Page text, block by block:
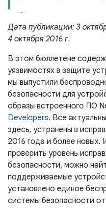
Дата публикации: 3
4 октября 2016 г.
В этом бюллетене
уязвимостях в защите
мы выпустили
безопасности для
образы встроенного ПО
Developers. Все
здесь, устранены в
2016 года и более
проверить уровень
безопасности, можно
поддерживаемые
установлено единое
системы безопасности